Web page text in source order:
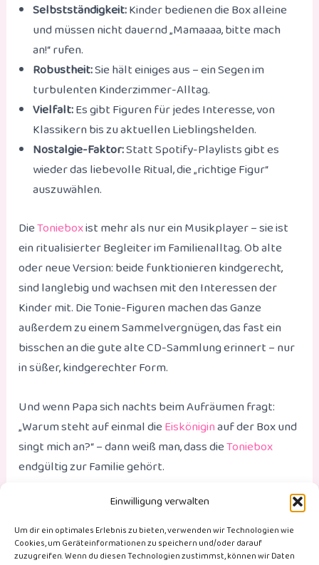
Einwilligung verwalten
Um dir ein optimales Erlebnis zu bieten, verwenden wir Technologien wie
Cookies, um Geräteinformationen zu speichern und/oder darauf
zuzugreifen. Wenn du diesen Technologien zustimmst, können wir Daten
Selbstständigkeit:Kinder bedienen die Box alleine
und müssen nicht dauernd „Mamaaaa, bitte mach
an!“ rufen.
Robustheit:Sie hält einiges aus – ein Segen im
turbulenten Kinderzimmer-Alltag.
Vielfalt:Es gibt Figuren für jedes Interesse, von
Klassikern bis zu aktuellen Lieblingshelden.
Nostalgie-Faktor:Statt Spotify-Playlists gibt es
wieder das liebevolle Ritual, die „richtige Figur“
auszuwählen.
DieTonieboxist mehr als nur ein Musikplayer – sie ist
ein ritualisierter Begleiter im Familienalltag. Ob alte
oder neue Version: beide funktionieren kindgerecht,
sind langlebig und wachsen mit den Interessen der
Kinder mit. Die Tonie-Figuren machen das Ganze
außerdem zu einem Sammelvergnügen, das fast ein
bisschen an die gute alte CD-Sammlung erinnert – nur
in süßer, kindgerechter Form.
Und wenn Papa sich nachts beim Aufräumen fragt:
„Warum steht auf einmal dieEisköniginauf der Box und
singt mich an?“ – dann weiß man, dass dieToniebox
endgültig zur Familie gehört.
(Es handel sich bei allen Links um Werbelinks.)